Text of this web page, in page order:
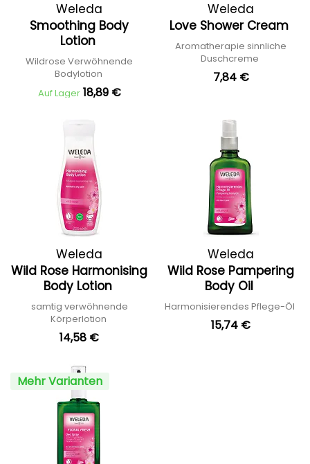
Weleda
Smoothing Body
Lotion
Wildrose Verwöhnende
Bodylotion
Auf Lager 18,89 €
Weleda
Love Shower Cream
Aromatherapie sinnliche
Duschcreme
7,84 €
Weleda
Wild Rose Harmonising
Body Lotion
samtig verwöhnende
Körperlotion
14,58 €
Weleda
Wild Rose Pampering
Body Oil
Harmonisierendes Pflege-Öl
15,74 €
Mehr Varianten